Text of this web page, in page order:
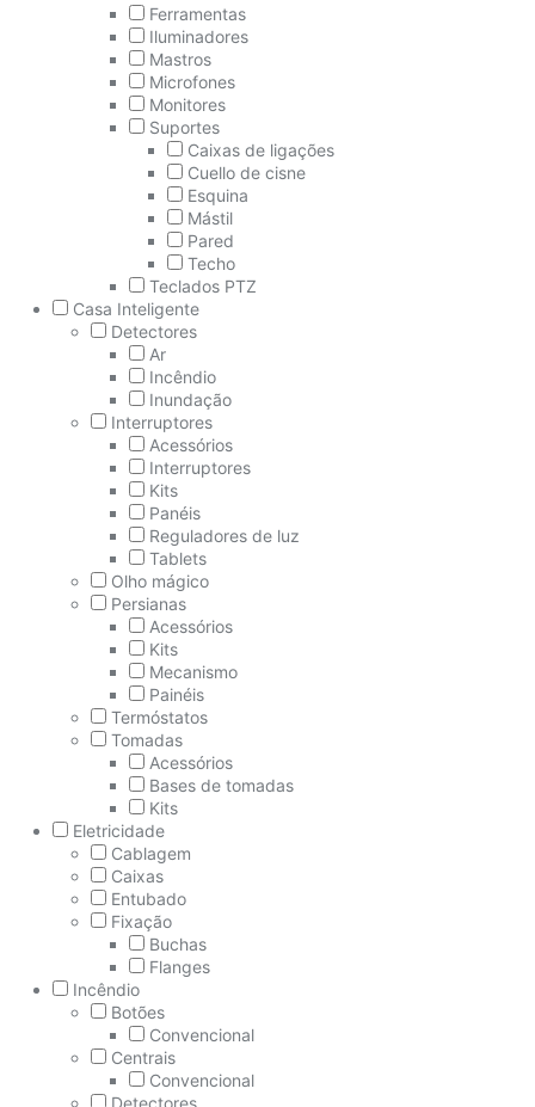
Ferramentas
Iluminadores
Mastros
Microfones
Monitores
Suportes
Caixas de ligações
Cuello de cisne
Esquina
Mástil
Pared
Techo
Teclados PTZ
Casa Inteligente
Detectores
Ar
Incêndio
Inundação
Interruptores
Acessórios
Interruptores
Kits
Panéis
Reguladores de luz
Tablets
Olho mágico
Persianas
Acessórios
Kits
Mecanismo
Painéis
Termóstatos
Tomadas
Acessórios
Bases de tomadas
Kits
Eletricidade
Cablagem
Caixas
Entubado
Fixação
Buchas
Flanges
Incêndio
Botões
Convencional
Centrais
Convencional